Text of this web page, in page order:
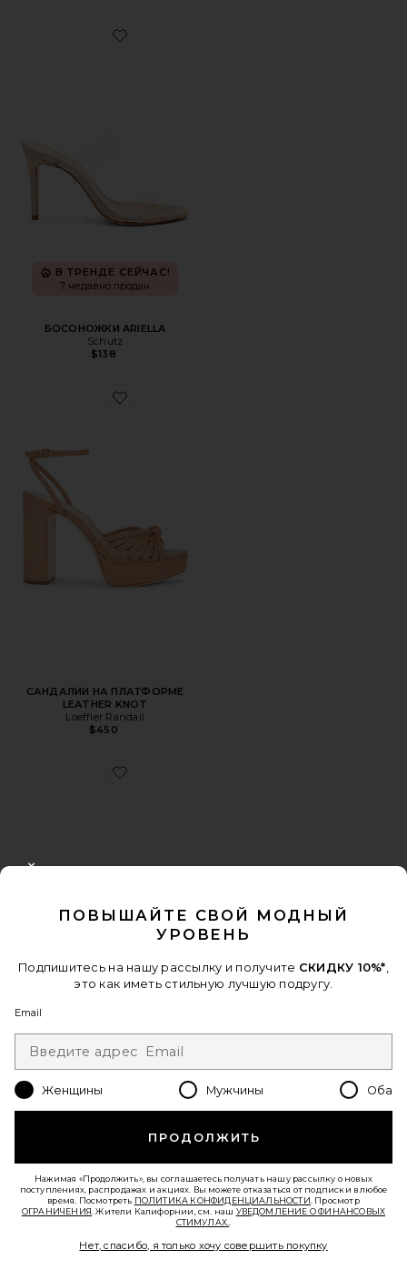
Favorite БОСОНОЖКИ ARIELLA
В ТРЕНДЕ СЕЙЧАС!
7 недавно продан
БОСОНОЖКИ ARIELLA
Schutz
$138
Favorite САНДАЛИИ НА ПЛАТФОРМЕ LEATHER KNOT
САНДАЛИИ НА ПЛАТФОРМЕ
LEATHER KNOT
Loeffler Randall
$450
Favorite МЮЛИ TRIANA
$350
Favorite САНДАЛИИ HADLEY
ПОВЫШАЙТЕ СВОЙ МОДНЫЙ
УРОВЕНЬ
Подпишитесь на нашу рассылку и получите СКИДКУ 10%*
это как иметь стильную лучшую подругу.
Email
Женщины Мужчины Оба
ПРОДОЛЖИТЬ
Нажимая «Продолжить», вы соглашаетесь получать нашу рассылку о новых
поступлениях, распродажах и акциях. Вы можете отказаться от подписки в любое
время. Посмотреть ПОЛИТИКА КОНФИДЕНЦИАЛЬНОСТИ . Просмотр
ОГРАНИЧЕНИЯ . Жители Калифорнии, см. наш УВЕДОМЛЕНИЕ О ФИНАНСОВЫХ
СТИМУЛАХ.
Нет, спасибо, я только хочу совершить покупку